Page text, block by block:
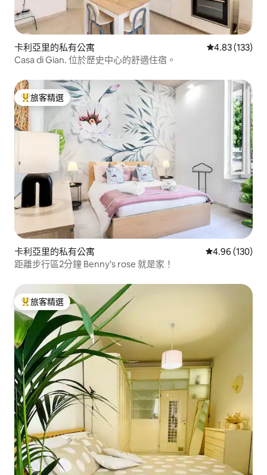
卡利亞里的私有公寓 從 133 則評價
4.83 (133)
Casa di Gian. 位於歷史中心的舒適住宿。
旅客精選榜首
旅客精選
卡利亞里的私有公寓 從 130 則評價
4.96 (130)
距離步行區2分鐘 Benny's rose 就是家！
旅客精選榜首
旅客精選